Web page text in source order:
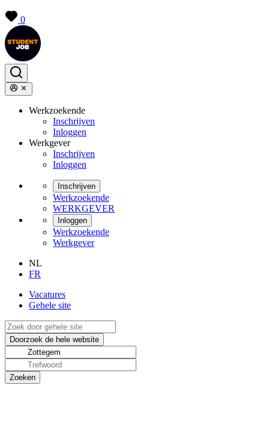
0
Werkzoekende
Inschrijven
Inloggen
Werkgever
Inschrijven
Inloggen
Inschrijven
Werkzoekende
WERKGEVER
Inloggen
Werkzoekende
Werkgever
NL
FR
Vacatures
Gehele site